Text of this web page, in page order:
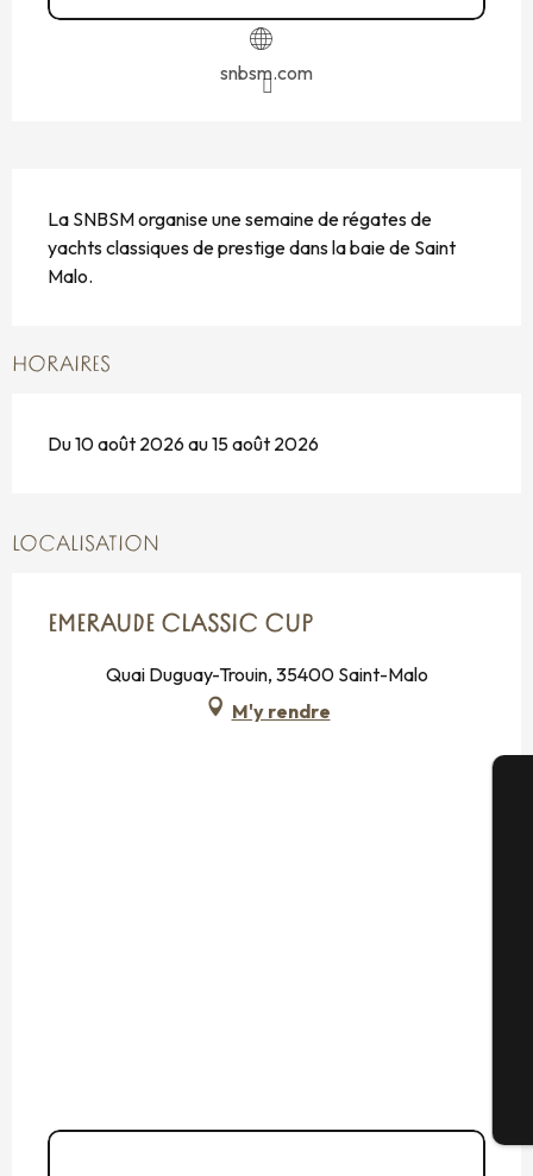
snbsm.com
La SNBSM organise une semaine de régates de
yachts classiques de prestige dans la baie de Saint
Malo.
HORAIRES
Du 10 août 2026 au 15 août 2026
LOCALISATION
EMERAUDE CLASSIC CUP
Quai Duguay-Trouin, 35400 Saint-Malo
M'y rendre